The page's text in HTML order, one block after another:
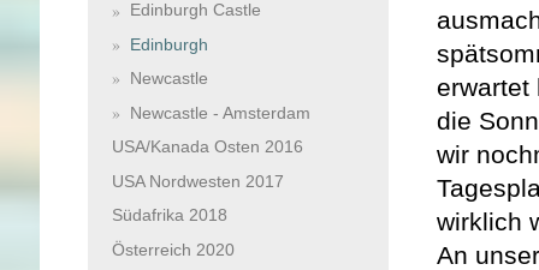
erwartet
die
wir
wirklich
An
Edinburgh Castle
Edinburgh
Newcastle
Newcastle - Amsterdam
USA/Kanada Osten 2016
USA Nordwesten 2017
Südafrika 2018
Österreich 2020